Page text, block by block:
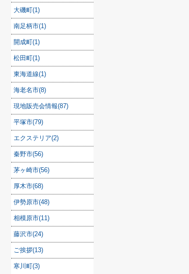
大磯町(1)
南足柄市(1)
開成町(1)
松田町(1)
東海道線(1)
海老名市(8)
現地販売会情報(87)
平塚市(79)
エクステリア(2)
秦野市(56)
茅ヶ崎市(56)
厚木市(68)
伊勢原市(48)
相模原市(11)
藤沢市(24)
ご挨拶(13)
寒川町(3)